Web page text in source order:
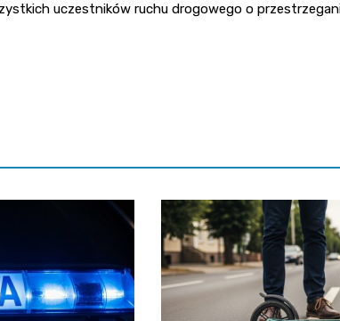
uczestników ruchu drogowego o